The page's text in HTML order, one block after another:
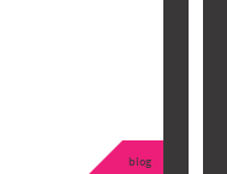
blog